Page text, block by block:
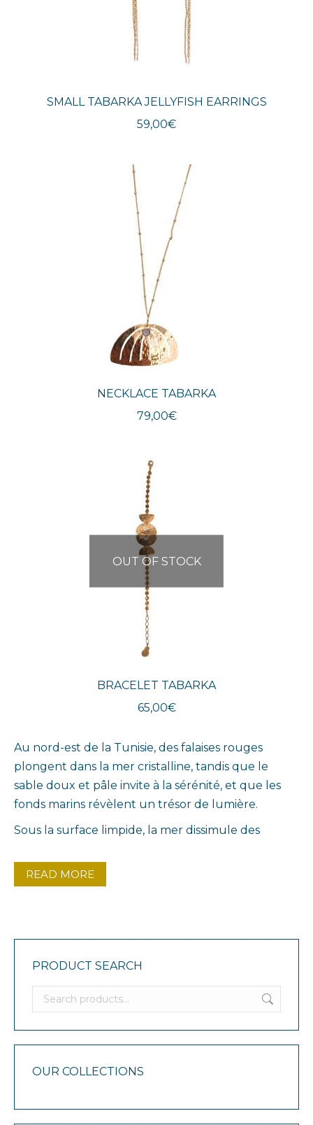
Au nord-est de la Tunisie, des falaises rouges
plongent dans la mer cristalline, tandis que le
sable doux et pâle invite à la sérénité, et que les
fonds marins révèlent un trésor de lumière.
Sous la surface limpide, la mer dissimule des
de corail et de reflets changeants, qui inspirent
cette collection comme des fragments de l’océan,
mer.
READ MORE
SMALL TABARKA JELLYFISH EARRINGS
59,00€
NECKLACE TABARKA
79,00€
OUT OF STOCK
BRACELET TABARKA
65,00€
PRODUCT SEARCH
OUR COLLECTIONS